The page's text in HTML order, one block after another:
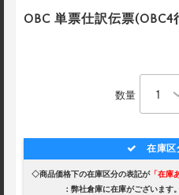
OBC 単票仕訳伝票(OBC4
数量
在庫区
◇商品価格下の在庫区分の表記が「在庫
：弊社倉庫に在庫がございます。